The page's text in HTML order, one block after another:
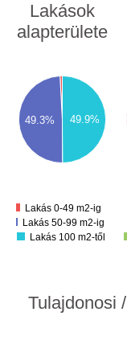
Lakások
alapterülete
49.3% 49.9%
Lakás 0-49 m2-ig
Lakás 50-99 m2-ig
Lakás 100 m2-től
400
500
600
Tulajdonosi